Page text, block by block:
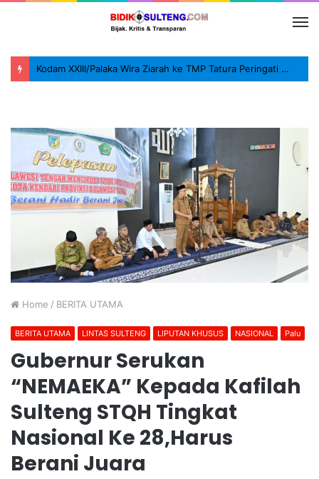
Kodam XXIII/Palaka Wira Ziarah ke TMP Tatura Peringati HUT ke-1
Home / BERITA UTAMA
BERITA UTAMA LINTAS SULTENG LIPUTAN KHUSUS NASIONAL Palu
Gubernur Serukan
“NEMAEKA” Kepada Kafilah
Sulteng STQH Tingkat
Nasional Ke 28,Harus
Berani Juara